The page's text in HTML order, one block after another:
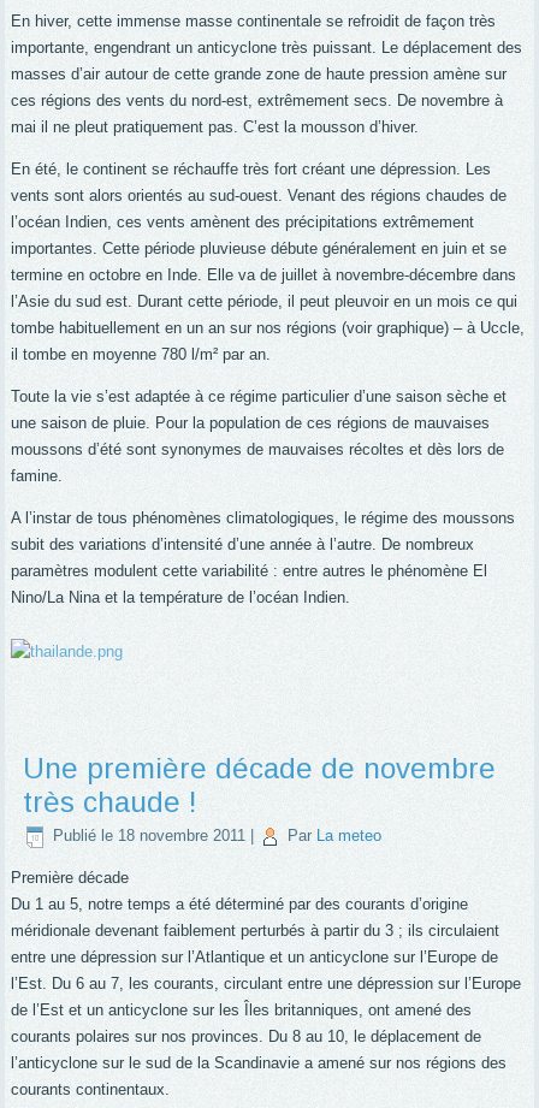
En hiver, cette immense masse continentale se refroidit de façon très
importante, engendrant un anticyclone très puissant. Le déplacement des
masses d’air autour de cette grande zone de haute pression amène sur
ces régions des vents du nord-est, extrêmement secs. De novembre à
mai il ne pleut pratiquement pas. C’est la mousson d’hiver.
En été, le continent se réchauffe très fort créant une dépression. Les
vents sont alors orientés au sud-ouest. Venant des régions chaudes de
l’océan Indien, ces vents amènent des précipitations extrêmement
importantes. Cette période pluvieuse débute généralement en juin et se
termine en octobre en Inde. Elle va de juillet à novembre-décembre dans
l’Asie du sud est. Durant cette période, il peut pleuvoir en un mois ce qui
tombe habituellement en un an sur nos régions (voir graphique) – à Uccle,
il tombe en moyenne 780 l/m² par an.
Toute la vie s’est adaptée à ce régime particulier d’une saison sèche et
une saison de pluie. Pour la population de ces régions de mauvaises
moussons d’été sont synonymes de mauvaises récoltes et dès lors de
famine.
A l’instar de tous phénomènes climatologiques, le régime des moussons
subit des variations d’intensité d’une année à l’autre. De nombreux
paramètres modulent cette variabilité : entre autres le phénomène El
Nino/La Nina et la température de l’océan Indien.
Une première décade de novembre
très chaude !
Publié le 18 novembre 2011 Par La meteo
Première décade
Du 1 au 5, notre temps a été déterminé par des courants d’origine
méridionale devenant faiblement perturbés à partir du 3 ; ils circulaient
entre une dépression sur l’Atlantique et un anticyclone sur l’Europe de
l’Est. Du 6 au 7, les courants, circulant entre une dépression sur l’Europe
de l’Est et un anticyclone sur les Îles britanniques, ont amené des
courants polaires sur nos provinces. Du 8 au 10, le déplacement de
l’anticyclone sur le sud de la Scandinavie a amené sur nos régions des
courants continentaux.